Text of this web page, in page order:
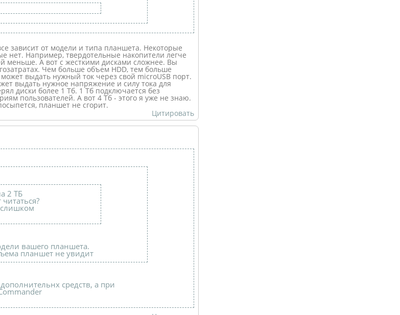
зависит от модели и типа планшета. Некоторые
нет. Например, твердотельные накопители легче
меньше. А вот с жесткими дисками сложнее. Вы
Чем больше объем HDD, тем больше
выдать нужный ток через свой microUSB порт.
выдать нужное напряжение и силу тока для
диски более 1 Тб. 1 Тб подключается без
пользователей. А вот 4 Тб - этого я уже не знаю.
планшет не сгорит.
Цитировать
2 ТБ
слишком
вашего планшета.
планшет не увидит
средств, а при